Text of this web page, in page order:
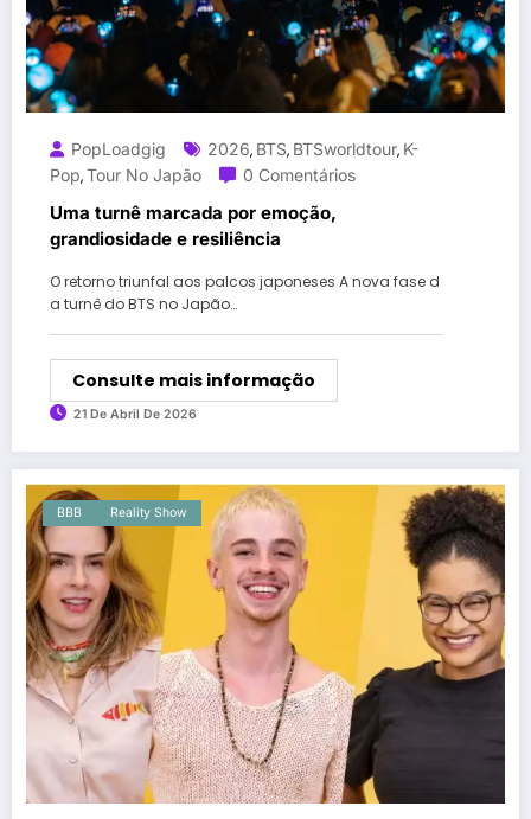
PopLoadgig 2026, BTS, BTSworldtour, K-
Pop,Tour No Japão 0 Comentários
Uma turnê marcada por emoção,
grandiosidade e resiliência
O retorno triunfal aos palcos japoneses A nova fase d
a turnê do BTS no Japão…
Consulte mais informação
21 De Abril De 2026
BBB Reality Show